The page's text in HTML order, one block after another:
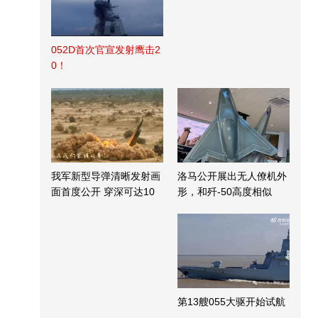
052D首次官宣发射鹰击2
0！
我军新型导弹清晰发射画
面首度公开 穿深可达10
洛马公开展出无人僚机外
形，和歼-50高度相似
第13艘055大驱开始试航